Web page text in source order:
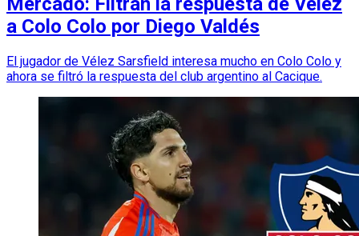
a Colo Colo por Diego Valdés
El jugador de Vélez Sarsfield interesa mucho en Colo Colo y
ahora se filtró la respuesta del club argentino al Cacique.